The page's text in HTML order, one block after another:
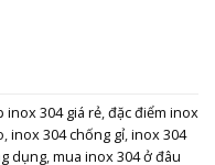
inox 304 giá rẻ,đặc điểm inox
,inox 304 chống gỉ,inox 304
dụng,mua inox 304 ở đâu